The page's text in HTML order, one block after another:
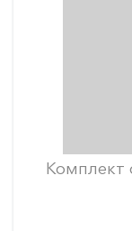
Комплект